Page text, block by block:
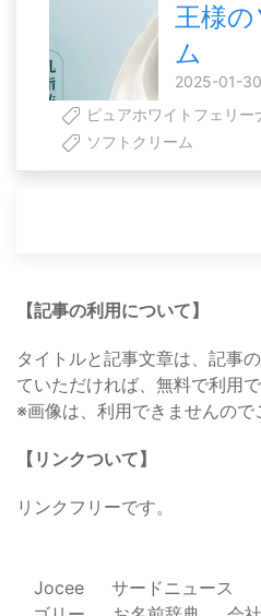
王様
ム
2025-01-
ピュアホワイトフェリー
ソフトクリーム
【記事の利用について】
タイトルと記事文章は、記事
ていただければ、無料で利用で
※画像は、利用できませんので
【リンクついて】
リンクフリーです。
Jocee サードニュース